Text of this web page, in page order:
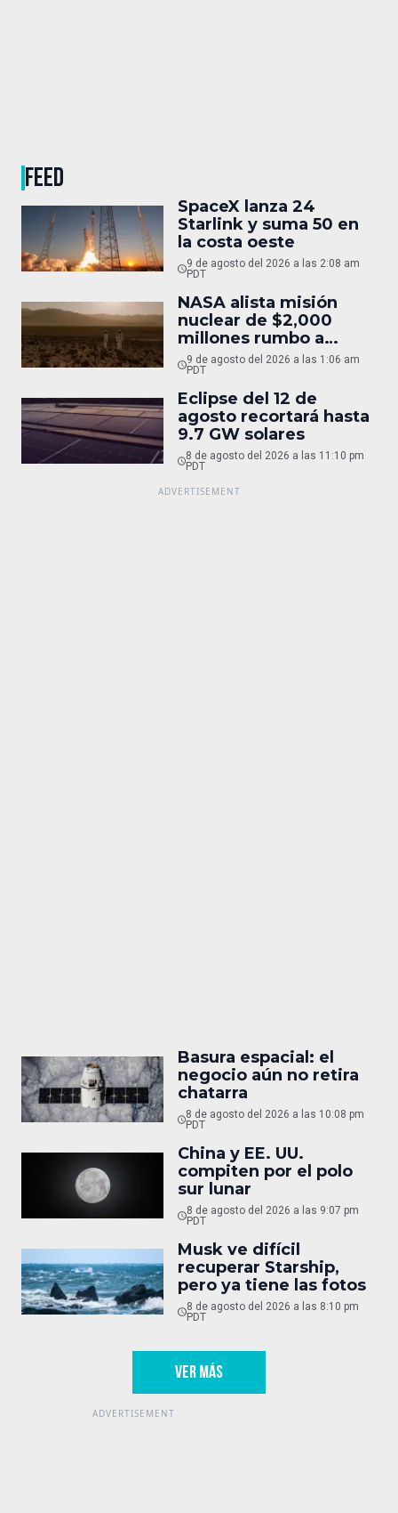
FEED
SpaceX lanza 24
Starlink y suma 50 en
la costa oeste
9 de agosto del 2026 a las 2:08 am
PDT
NASA alista misión
nuclear de $2,000
millones rumbo a
Marte
9 de agosto del 2026 a las 1:06 am
PDT
Eclipse del 12 de
agosto recortará hasta
9.7 GW solares
8 de agosto del 2026 a las 11:10 pm
PDT
Basura espacial: el
negocio aún no retira
chatarra
8 de agosto del 2026 a las 10:08 pm
PDT
China y EE. UU.
compiten por el polo
sur lunar
8 de agosto del 2026 a las 9:07 pm
PDT
Musk ve difícil
recuperar Starship,
pero ya tiene las fotos
8 de agosto del 2026 a las 8:10 pm
PDT
VER MÁS